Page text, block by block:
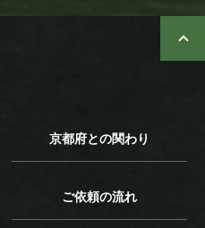
京都府との関わり
ご依頼の流れ